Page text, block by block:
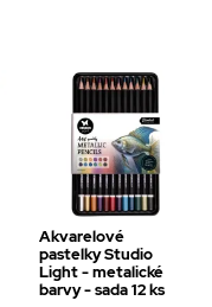
Akvarelové
pastelky Studio
Light - metalické
barvy - sada 12 ks